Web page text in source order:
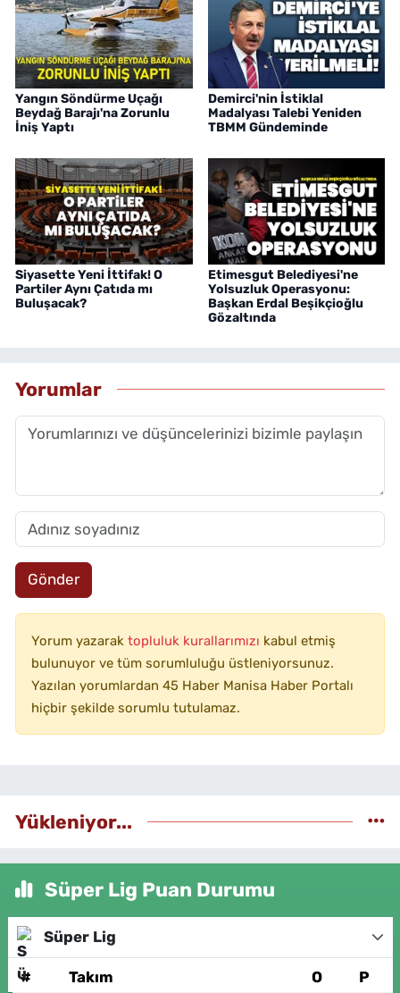
Yangın Söndürme Uçağı
Beydağ Barajı'na Zorunlu
İniş Yaptı
Demirci'nin İstiklal
Madalyası Talebi Yeniden
TBMM Gündeminde
Siyasette Yeni İttifak! O
Partiler Aynı Çatıda mı
Buluşacak?
Etimesgut Belediyesi'ne
Yolsuzluk Operasyonu:
Başkan Erdal Beşikçioğlu
Gözaltında
Yorumlar
Gönder
Yorum yazarak topluluk kurallarımızı kabul etmiş
bulunuyor ve tüm sorumluluğu üstleniyorsunuz.
Yazılan yorumlardan 45 Haber Manisa Haber Portalı
hiçbir şekilde sorumlu tutulamaz.
Yükleniyor...
Süper Lig Puan Durumu
Süper Lig
# Takım O P